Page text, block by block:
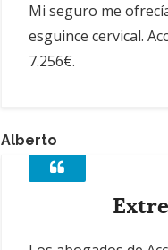
Mi seguro me
esguince cervical.
7.256€.
Alberto